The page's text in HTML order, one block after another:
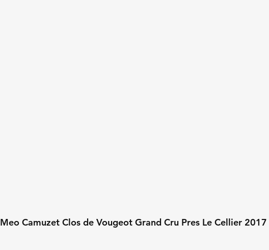
Meo Camuzet Clos de Vougeot Grand Cru Pres Le Cellier 2017